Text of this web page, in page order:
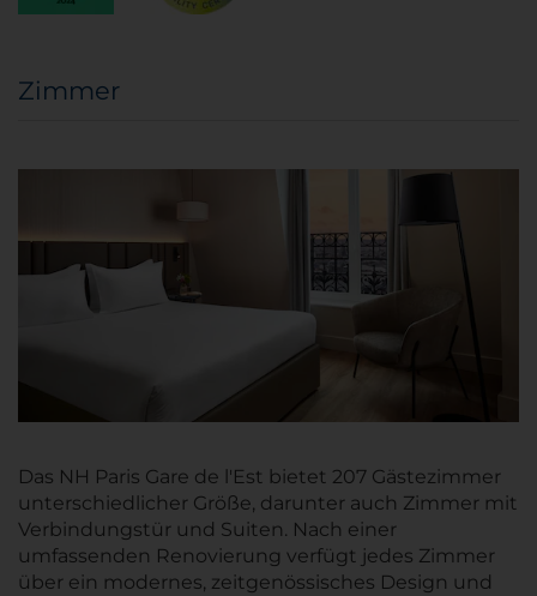
Zimmer
Das NH Paris Gare de l'Est bietet 207 Gästezimmer
unterschiedlicher Größe, darunter auch Zimmer mit
Verbindungstür und Suiten. Nach einer
umfassenden Renovierung verfügt jedes Zimmer
über ein modernes, zeitgenössisches Design und